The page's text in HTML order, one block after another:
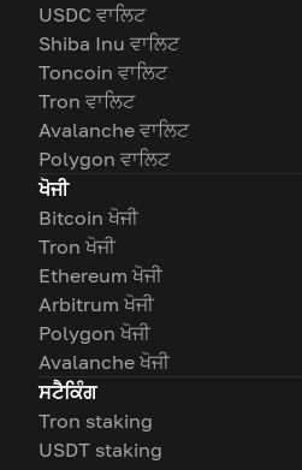
USDC ਵਾਲਿਟ
Shiba Inu ਵਾਲਿਟ
Toncoin ਵਾਲਿਟ
Tron ਵਾਲਿਟ
Avalanche ਵਾਲਿਟ
Polygon ਵਾਲਿਟ
ਖੋਜੀ
Bitcoin ਖੋਜੀ
Tron ਖੋਜੀ
Ethereum ਖੋਜੀ
Arbitrum ਖੋਜੀ
Polygon ਖੋਜੀ
Avalanche ਖੋਜੀ
ਸਟੈਕਿੰਗ
Tron staking
USDT staking